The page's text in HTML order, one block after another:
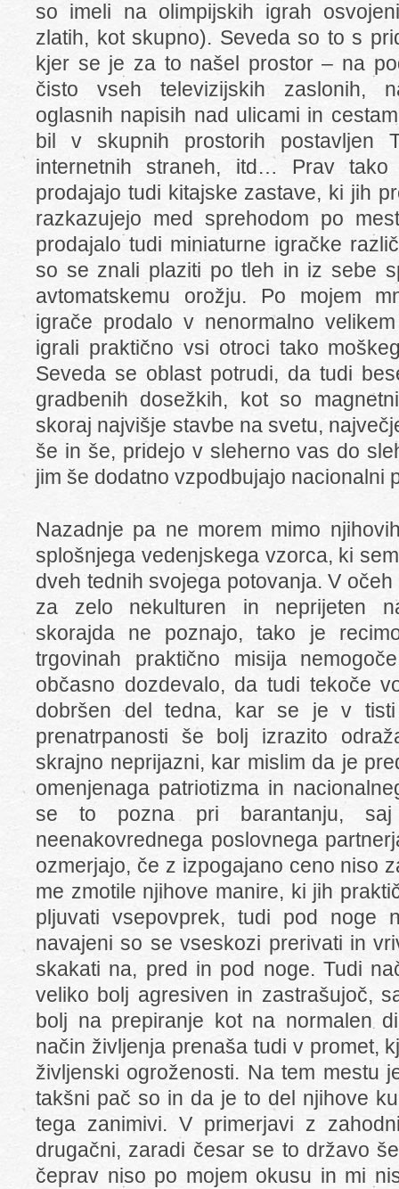
so imeli na olimpijskih igrah
zlatih, kot skupno). Seveda so to s
kjer se je za to našel prostor – na
čisto vseh televizijskih zaslonih,
oglasnih napisih nad ulicami in
bil v skupnih prostorih postavljen
internetnih straneh, itd… Prav tako
prodajajo tudi kitajske zastave, ki jih
razkazujejo med sprehodom po
prodajalo tudi miniaturne igračke
so se znali plaziti po tleh in iz sebe
avtomatskemu orožju. Po mojem
igrače prodalo v nenormalno
igrali praktično vsi otroci tako
Seveda se oblast potrudi, da tudi
gradbenih dosežkih, kot so
skoraj najvišje stavbe na svetu,
še in še, pridejo v sleherno vas do
jim še dodatno vzpodbujajo nacionalni
Nazadnje pa ne morem mimo
splošnjega vedenjskega vzorca, ki
dveh tednih svojega potovanja. V
za zelo nekulturen in neprijeten
skorajda ne poznajo, tako je
trgovinah praktično misija
občasno dozdevalo, da tudi tekoče
dobršen del tedna, kar se je v
prenatrpanosti še bolj izrazito
skrajno neprijazni, kar mislim da je
omenjenaga patriotizma in
se to pozna pri barantanju,
neenakovrednega poslovnega
ozmerjajo, če z izpogajano ceno niso
me zmotile njihove manire, ki jih
pljuvati vsepovprek, tudi pod noge
navajeni so se vseskozi prerivati in
skakati na, pred in pod noge. Tudi
veliko bolj agresiven in zastrašujoč,
bolj na prepiranje kot na normalen
način življenja prenaša tudi v promet,
življenski ogroženosti. Na tem mestu
takšni pač so in da je to del njihove
tega zanimivi. V primerjavi z
drugačni, zaradi česar se to državo
čeprav niso po mojem okusu in mi